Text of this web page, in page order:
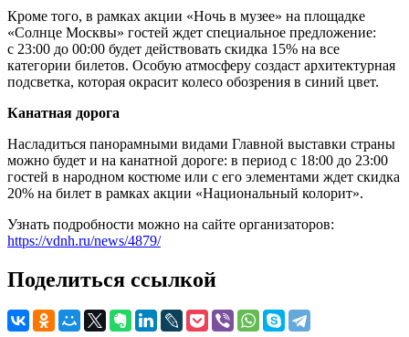
Кроме того, в рамках акции «Ночь в музее» на площадке
«Солнце Москвы» гостей ждет специальное предложение:
с 23:00 до 00:00 будет действовать скидка 15% на все
категории билетов. Особую атмосферу создаст архитектурная
подсветка, которая окрасит колесо обозрения в синий цвет.
Канатная дорога
Насладиться панорамными видами Главной выставки страны
можно будет и на канатной дороге: в период с 18:00 до 23:00
гостей в народном костюме или с его элементами ждет скидка
20% на билет в рамках акции «Национальный колорит».
Узнать подробности можно на сайте организаторов:
https://vdnh.ru/news/4879/
Поделиться ссылкой